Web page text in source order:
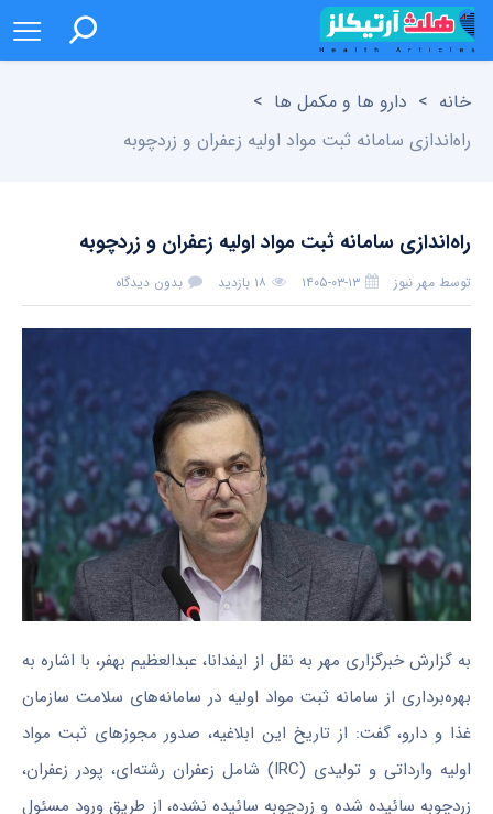
خانه > دارو ها و مکمل ها >
راه‌اندازی سامانه ثبت مواد اولیه زعفران و زردچوبه
راه‌اندازی سامانه ثبت مواد اولیه زعفران و زردچوبه
توسط مهر نیوز ۱۴۰۵-۰۳-۱۳ ۱۸ بازدید بدون دیدگاه
به گزارش خبرگزاری مهر به نقل از ایفدانا، عبدالعظیم بهفر، با اشاره به
بهره‌برداری از سامانه ثبت مواد اولیه در سامانه‌های سلامت سازمان
غذا و دارو، گفت: از تاریخ این ابلاغیه، صدور مجوزهای ثبت مواد
اولیه وارداتی و تولیدی (IRC) شامل زعفران رشته‌ای، پودر زعفران،
زردچوبه سائیده شده و زردچوبه سائیده نشده، از طریق ورود مسئول